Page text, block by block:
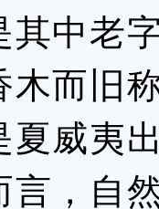
其中老
木而旧
夏威夷
言，自